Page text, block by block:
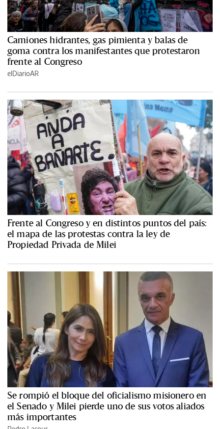
Camiones hidrantes, gas pimienta y balas de
goma contra los manifestantes que protestaron
frente al Congreso
elDiarioAR
Frente al Congreso y en distintos puntos del país:
el mapa de las protestas contra la ley de
Propiedad Privada de Milei
Se rompió el bloque del oficialismo misionero en
el Senado y Milei pierde uno de sus votos aliados
más importantes